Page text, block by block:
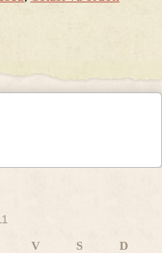
V S
D